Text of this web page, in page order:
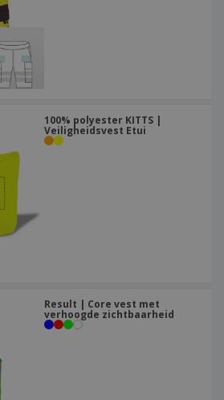
100% polyester KITTS |
Veiligheidsvest Etui
Result | Core vest met
verhoogde zichtbaarheid